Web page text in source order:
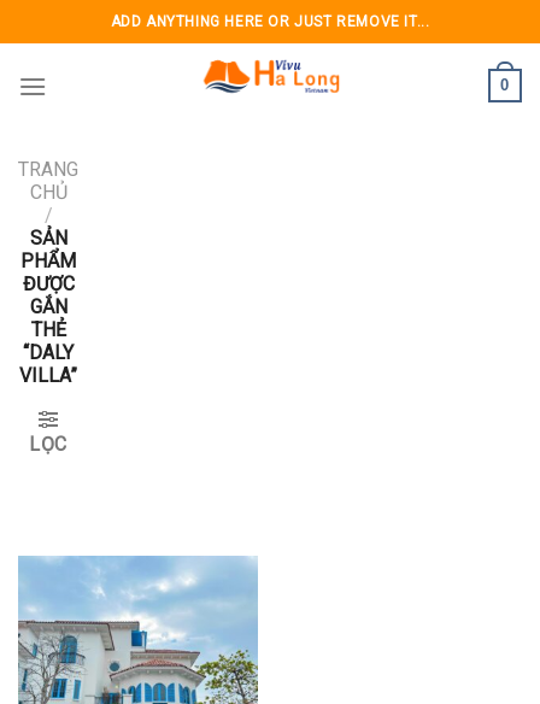
to
content
ADD ANYTHING HERE OR JUST REMOVE IT...
0
TRANG
CHỦ
/
SẢN
PHẨM
ĐƯỢC
GẮN
THẺ
“DALY
VILLA”
LỌC